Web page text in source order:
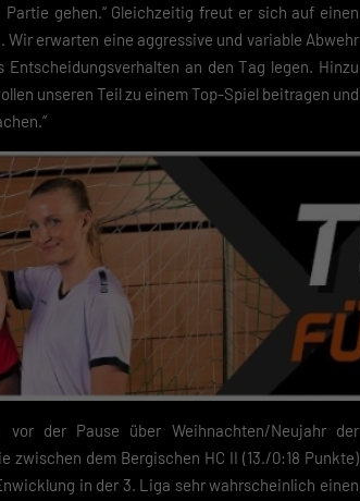
gehen.“ Gleichzeitig freut er sich auf einen
Wir erwarten eine aggressive und variable Abwehr
an den Tag legen. Hinzu
unseren Teil zu einem Top-Spiel beitragen und
der Pause über Weihnachten/Neujahr der
dem Bergischen HC II (13./0:18 Punkte)
in der 3. Liga sehr wahrscheinlich einen
Verwendung der Cookies
du ohne Zustimmung zur
zu freiwilligen Diensten geben
Cookies. Sie können Ihre
Informationen anzeigen
und sind für die einwandfreie
Datenschutzerklärung Impressum